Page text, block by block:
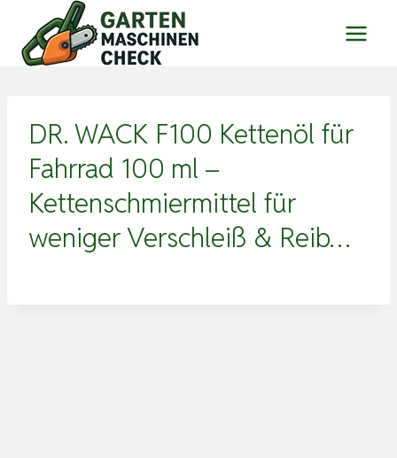
Inhalt
springen
DR. WACK F100 Kettenöl für
Fahrrad 100 ml –
Kettenschmiermittel für
weniger Verschleiß & Reib…